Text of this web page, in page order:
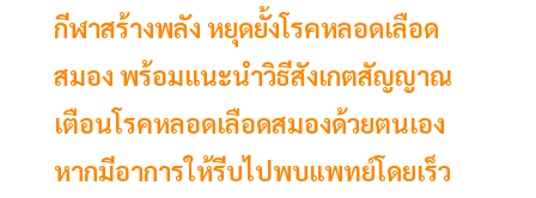
กีฬาสร้างพลัง หยุดยั้งโรคหลอดเลือด
สมอง พร้อมแนะนำวิธีสังเกตสัญญาณ
เตือนโรคหลอดเลือดสมองด้วยตนเอง
หากมีอาการให้รีบไปพบแพทย์โดยเร็ว